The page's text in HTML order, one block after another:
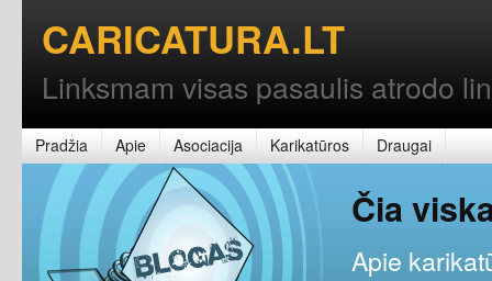
CARICATURA.LT
Linksmam visas pasaulis atrodo
Pradžia Apie Asociacija Karikatūros Draugai
Čia
Apie